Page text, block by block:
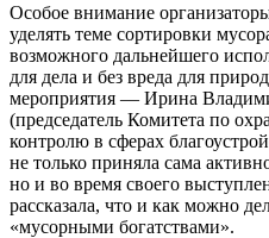
Особое внимание
уделять теме сортировки
возможного дальнейшего
для дела и без вреда для
мероприятия — Ирина
(председатель Комитета по
контролю в сферах
не только приняла сама
но и во время своего
рассказала, что и как можно
«мусорными богатствами».